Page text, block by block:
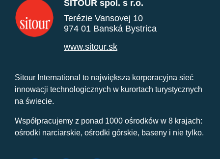
SITOUR spol. s r.o.
Terézie Vansovej 10
974 01 Banská Bystrica
www.sitour.sk
Sitour International to największa korporacyjna sieć
innowacji technologicznych w kurortach turystycznych
na świecie.
Współpracujemy z ponad 1000 ośrodków w 8 krajach:
ośrodki narciarskie, ośrodki górskie, baseny i nie tylko.